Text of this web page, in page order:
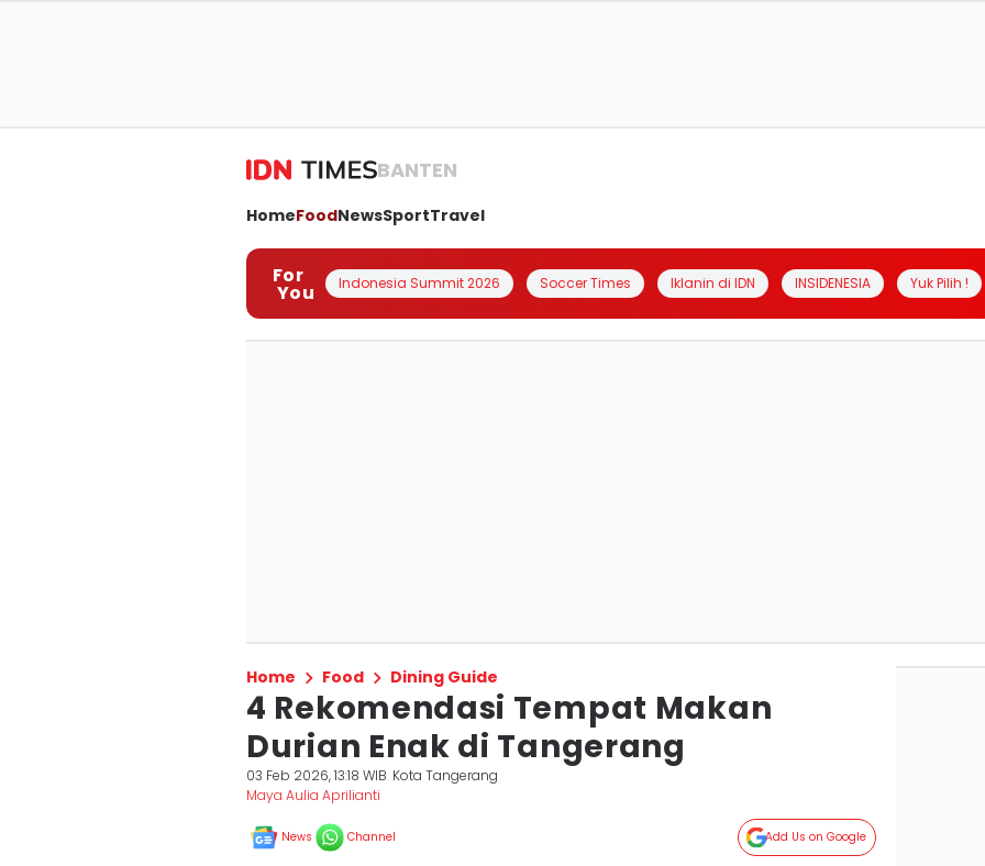
BANTEN
HomeFoodNewsSportTravel
For
You Indonesia Summit 2026 Soccer Times Iklanin di IDN INSIDENESIA Yuk Pilih !
Home Food Dining Guide
4 Rekomendasi Tempat Makan
Durian Enak di Tangerang
03 Feb 2026, 13:18 WIB Kota Tangerang
Maya Aulia Aprilianti
News Channel Add Us on Google